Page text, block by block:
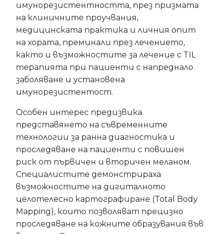
имунорезистентността, през призмата
на клиничните проучвания,
медицинската практика и личния опит
на хората, преминали през лечението,
както и възможностите за лечение с TIL
терапията при пациенти с напреднало
заболяване и установена
имунорезистентост.
Особен интерес предизвика
представянето на съвременните
технологии за ранна диагностика и
проследяване на пациенти с повишен
риск от първичен и вторичен меланом.
Специалистите демонстрираха
възможностите на дигиталното
целотелесно картографиране (Total Body
Mapping), които позволяват прецизно
проследяване на кожните образувания във